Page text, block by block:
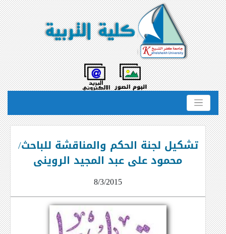
تشكيل لجنة الحكم والمناقشة للباحث/
محمود على عبد المجيد الروينى
8/3/2015